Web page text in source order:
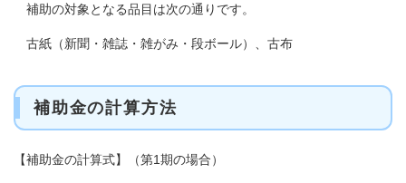
補助の対象となる品目は次の通りです。
古紙（新聞・雑誌・雑がみ・段ボール）、古布
補助金の計算方法
​【補助金の計算式】（第1期の場合）